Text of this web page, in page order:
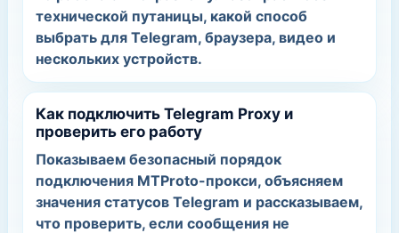
технической путаницы, какой способ
выбрать для Telegram, браузера, видео и
нескольких устройств.
Как подключить Telegram Proxy и
проверить его работу
Показываем безопасный порядок
подключения MTProto-прокси, объясняем
значения статусов Telegram и рассказываем,
что проверить, если сообщения не